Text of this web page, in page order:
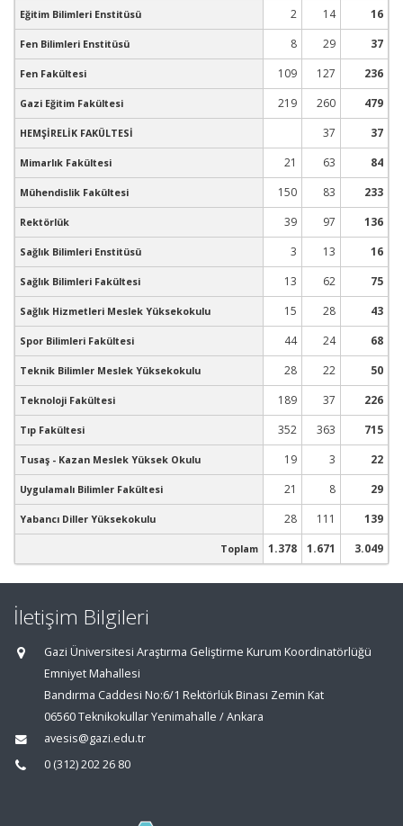
Eğitim Bilimleri Enstitüsü 2 14 16
Fen Bilimleri Enstitüsü 8 29 37
Fen Fakültesi 109 127 236
Gazi Eğitim Fakültesi 219 260 479
HEMŞİRELİK FAKÜLTESİ 37 37
Mimarlık Fakültesi 21 63 84
Mühendislik Fakültesi 150 83 233
Rektörlük 39 97 136
Sağlık Bilimleri Enstitüsü 3 13 16
Sağlık Bilimleri Fakültesi 13 62 75
Sağlık Hizmetleri Meslek Yüksekokulu 15 28 43
Spor Bilimleri Fakültesi 44 24 68
Teknik Bilimler Meslek Yüksekokulu 28 22 50
Teknoloji Fakültesi 189 37 226
Tıp Fakültesi 352 363 715
Tusaş - Kazan Meslek Yüksek Okulu 19 3 22
Uygulamalı Bilimler Fakültesi 21 8 29
Yabancı Diller Yüksekokulu 28 111 139
Toplam 1.378 1.671 3.049
İletişim Bilgileri
Gazi Üniversitesi Araştırma Geliştirme Kurum Koordinatörlüğü
Emniyet Mahallesi
Bandırma Caddesi No:6/1 Rektörlük Binası Zemin Kat
06560 Teknikokullar Yenimahalle / Ankara
avesis@gazi.edu.tr
0 (312) 202 26 80